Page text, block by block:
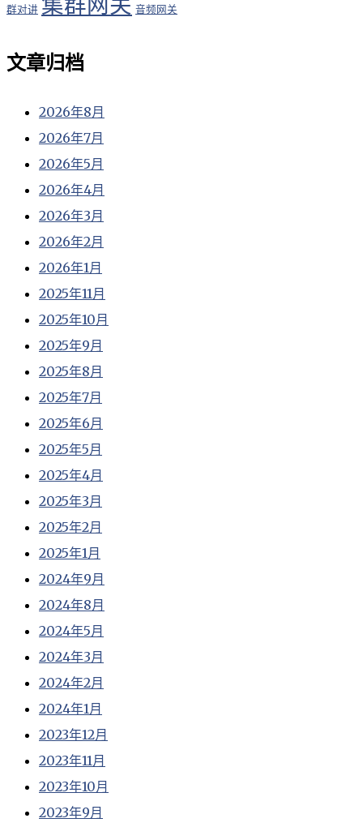
群对讲 音频网关
文章归档
2026年8月
2026年7月
2026年5月
2026年4月
2026年3月
2026年2月
2026年1月
2025年11月
2025年10月
2025年9月
2025年8月
2025年7月
2025年6月
2025年5月
2025年4月
2025年3月
2025年2月
2025年1月
2024年9月
2024年8月
2024年5月
2024年3月
2024年2月
2024年1月
2023年12月
2023年11月
2023年10月
2023年9月